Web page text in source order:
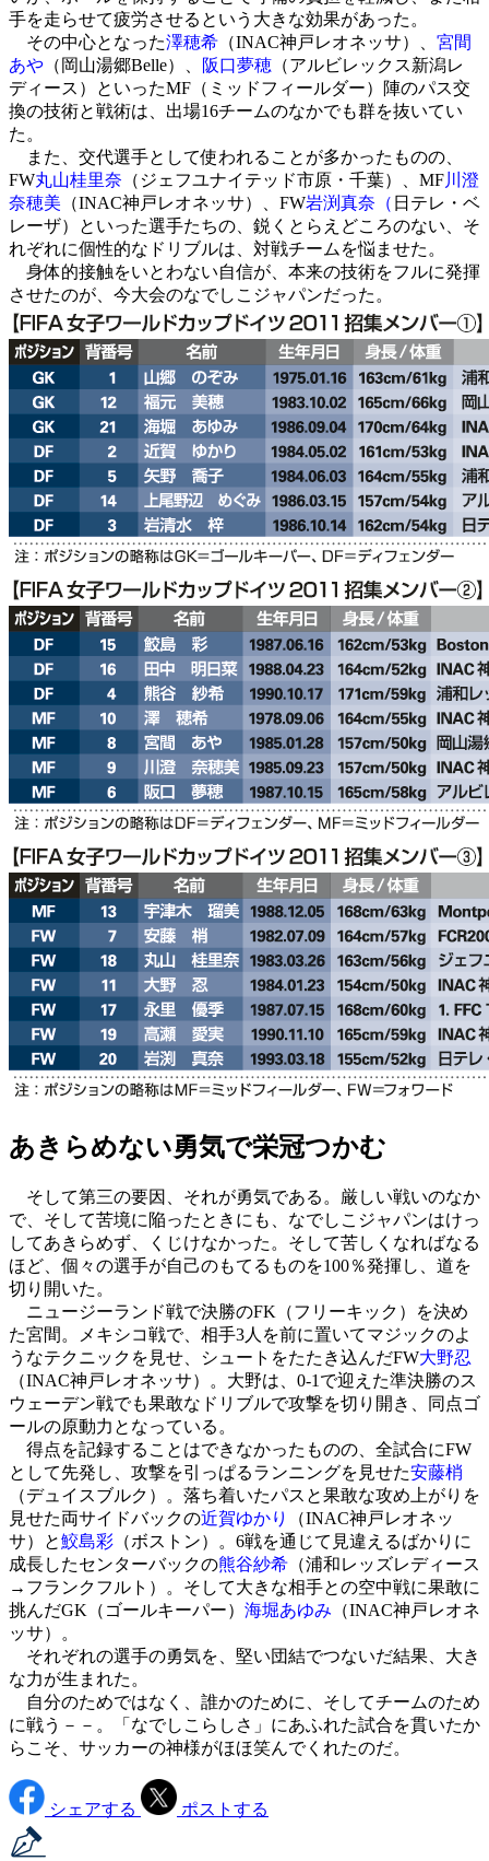
手を走らせて疲労させるという大きな効果があった。
その中心となった澤穂希 （INAC神戸レオネッサ）、 宮間
あや （岡山湯郷Belle）、 阪口夢穂 （アルビレックス新潟レ
ディース）といったMF（ミッドフィールダー）陣のパス交
換の技術と戦術は、出場16チームのなかでも群を抜いてい
た。
また、交代選手として使われることが多かったものの、
FW丸山桂里奈 （ジェフユナイテッド市原・千葉）、MF川澄
奈穂美 （INAC神戸レオネッサ）、FW岩渕真奈（ 日テレ・ベ
レーザ）といった選手たちの、鋭くとらえどころのない、そ
れぞれに個性的なドリブルは、対戦チームを悩ませた。
身体的接触をいとわない自信が、本来の技術をフルに発揮
させたのが、今大会のなでしこジャパンだった。
あきらめない勇気で栄冠つかむ
そして第三の要因、それが勇気である。厳しい戦いのなか
で、そして苦境に陥ったときにも、なでしこジャパンはけっ
してあきらめず、くじけなかった。そして苦しくなればなる
ほど、個々の選手が自己のもてるものを100％発揮し、道を
切り開いた。
ニュージーランド戦で決勝のFK（フリーキック）を決め
た宮間。メキシコ戦で、相手3人を前に置いてマジックのよ
うなテクニックを見せ、シュートをたたき込んだFW大野忍
（INAC神戸レオネッサ）。大野は、0-1で迎えた準決勝のス
ウェーデン戦でも果敢なドリブルで攻撃を切り開き、同点ゴ
ールの原動力となっている。
得点を記録することはできなかったものの、全試合にFW
として先発し、攻撃を引っぱるランニングを見せた安藤梢
（デュイスブルク）。落ち着いたパスと果敢な攻め上がりを
見せた両サイドバックの近賀ゆかり
（INAC神戸レオネッ
サ）と鮫島彩 （ボストン）。6戦を通じて見違えるばかりに
成長したセンターバックの熊谷紗希 （浦和レッズレディース
→フランクフルト）。そして大きな相手との空中戦に果敢に
挑んだGK（ゴールキーパー） 海堀あゆみ （INAC神戸レオネ
ッサ）。
それぞれの選手の勇気を、堅い団結でつないだ結果、大き
な力が生まれた。
自分のためではなく、誰かのために、そしてチームのため
に戦う－－。「なでしこらしさ」にあふれた試合を貫いたか
らこそ、サッカーの神様がほほ笑んでくれたのだ。
シェアする ポストする